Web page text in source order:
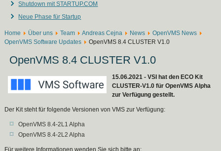
Shutdown mit STARTUP.COM
Neue Phase für Startup
Home Über uns Team Andreas Cejna News
OpenVMS News
OpenVMS Software Updates
OpenVMS 8.4 CLUSTER V1.0
OpenVMS 8.4 CLUSTER V1.0
15.06.2021 - VSI hat den ECO Kit
CLUSTER-V1.0 für OpenVMS Alpha
zur Verfügung gestellt.
Der Kit steht für folgende Versionen von VMS zur Verfügung:
OpenVMS 8.4-2L1 Alpha
OpenVMS 8.4-2L2 Alpha
Für weitere Informationen wenden Sie sich bitte an: